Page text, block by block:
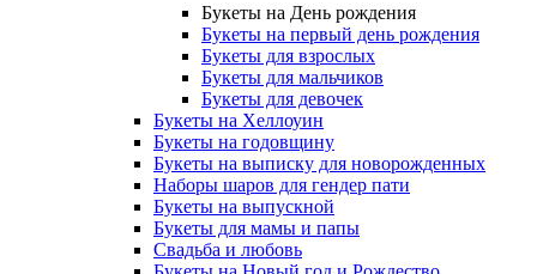
Букеты на День рождения
Букеты на первый день рождения
Букеты для взрослых
Букеты для мальчиков
Букеты для девочек
Букеты на Хеллоуин
Букеты на годовщину
Букеты на выписку для новорожденных
Наборы шаров для гендер пати
Букеты на выпускной
Букеты для мамы и папы
Свадьба и любовь